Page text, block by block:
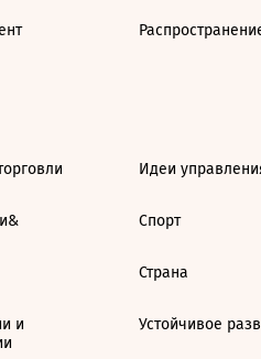
и
Идеи
Спорт
Страна
Устойчивое